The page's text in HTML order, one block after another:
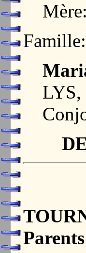
Mère:
Famille:
Parents